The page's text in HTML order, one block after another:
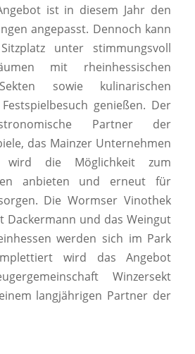
ist in diesem Jahr den
angepasst. Dennoch kann
unter stimmungsvoll
mit rheinhessischen
sowie kulinarischen
genießen. Der
Partner der
das Mainzer Unternehmen
wird die Möglichkeit zum
anbieten und erneut für
Die Wormser Vinothek
Dackermann und das Weingut
werden sich im Park
wird das Angebot
Winzersekt
langjährigen Partner der